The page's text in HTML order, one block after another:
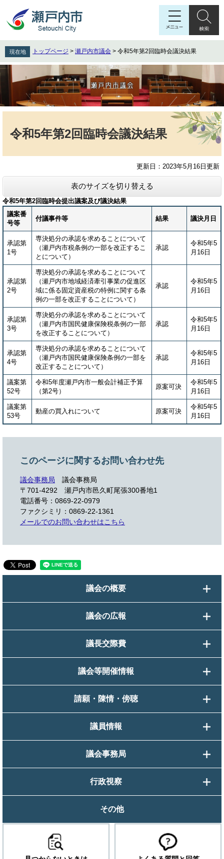
先
頭
で
を
飛
ば
文
現在地 トップページ > 瀬戸内市議会 > 令和5年第2回臨時会議決結果
令和5年第2回臨時会議決結果
更新日：2023年5月16日更新
表のサイズを切り替える
令和5年第2回臨時会提出議案及び議決結果
議案番
号等
付議事件等 結果 議決月日
承認第
1号
専決処分の承認を求めることについて
（瀬戸内市税条例の一部を改正するこ
とについて）
承認
令和5年5
月16日
承認第
2号
専決処分の承認を求めることについて
（瀬戸内市地域経済牽引事業の促進区
域に係る固定資産税の特例に関する条
例の一部を改正することについて）
承認
令和5年5
月16日
承認第
3号
専決処分の承認を求めることについて
（瀬戸内市国民健康保険税条例の一部
を改正することについて）
承認
令和5年5
月16日
承認第
4号
専決処分の承認を求めることについて
（瀬戸内市国民健康保険条例の一部を
改正することについて）
承認
令和5年5
月16日
議案第
52号
令和5年度瀬戸内市一般会計補正予算
（第2号）
原案可決
令和5年5
月16日
議案第
53号
動産の買入れについて 原案可決
令和5年5
月16日
このページに関するお問い合わせ先
議会事務局
議会事務局
〒701-4292
瀬戸内市邑久町尾張300番地1
電話番号：0869-22-0979
ファクシミリ：0869-22-1361
メールでのお問い合わせはこちら
議会の概要
議会の広報
議長交際費
議会等開催情報
請願・陳情・傍聴
議員情報
議会事務局
行政視察
その他